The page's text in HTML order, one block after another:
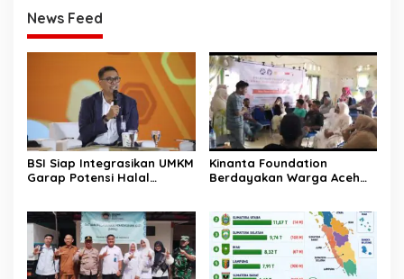
News Feed
BSI Siap Integrasikan UMKM
Garap Potensi Halal
Kinanta Foundation
Berdayakan Warga Aceh